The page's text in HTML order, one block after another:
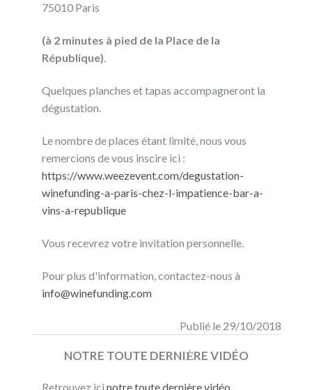
75010 Paris
(à 2 minutes à pied de la Place de la
République).
Quelques planches et tapas accompagneront la
dégustation.
Le nombre de places étant limité, nous vous
remercions de vous inscire ici :
https://www.weezevent.com/degustation-
winefunding-a-paris-chez-l-impatience-bar-a-
vins-a-republique
Vous recevrez votre invitation personnelle.
Pour plus d'information, contactez-nous à
info@winefunding.com
Publié le 29/10/2018
NOTRE TOUTE DERNIЀRE VIDÉO
Retrouvez ici notre toute dernière vidéo